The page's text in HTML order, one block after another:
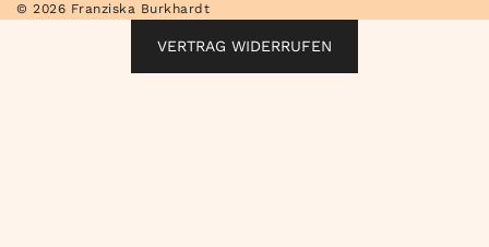
© 2026 Franziska Burkhardt
VERTRAG WIDERRUFEN